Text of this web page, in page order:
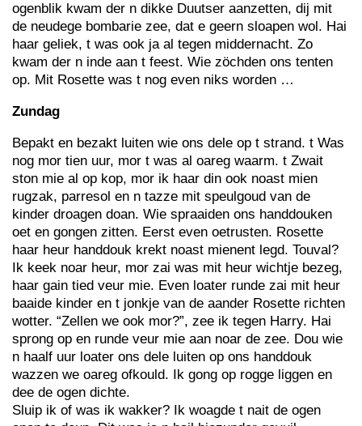
ogenblik kwam der n dikke Duutser aanzetten, dij mit
de neudege bombarie zee, dat e geern sloapen wol. Hai
haar geliek, t was ook ja al tegen middernacht. Zo
kwam der n inde aan t feest. Wie zöchden ons tenten
op. Mit Rosette was t nog even niks worden …
Zundag
Bepakt en bezakt luiten wie ons dele op t strand. t Was
nog mor tien uur, mor t was al oareg waarm. t Zwait
ston mie al op kop, mor ik haar din ook noast mien
rugzak, parresol en n tazze mit speulgoud van de
kinder droagen doan. Wie spraaiden ons handdouken
oet en gongen zitten. Eerst even oetrusten. Rosette
haar heur handdouk krekt noast mienent legd. Touval?
Ik keek noar heur, mor zai was mit heur wichtje bezeg,
haar gain tied veur mie. Even loater runde zai mit heur
baaide kinder en t jonkje van de aander Rosette richten
wotter. “Zellen we ook mor?”, zee ik tegen Harry. Hai
sprong op en runde veur mie aan noar de zee. Dou wie
n haalf uur loater ons dele luiten op ons handdouk
wazzen we oareg ofkould. Ik gong op rogge liggen en
dee de ogen dichte.
Sluip ik of was ik wakker? Ik woagde t nait de ogen